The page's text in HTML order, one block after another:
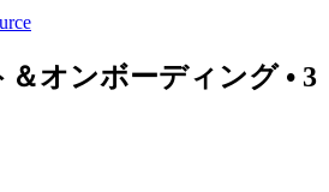
＆オンボーディング• 3